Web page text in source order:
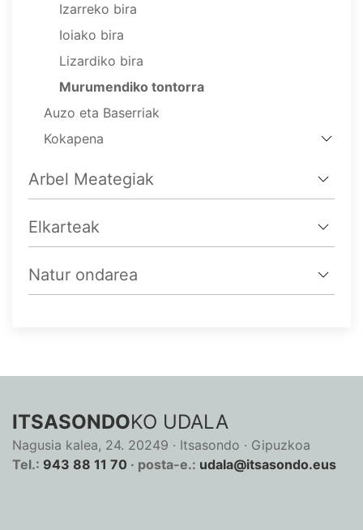
Izarreko bira
Ioiako bira
Lizardiko bira
Murumendiko tontorra
Auzo eta Baserriak
Kokapena
Arbel Meategiak
Elkarteak
Natur ondarea
ITSASONDOKO UDALA
Nagusia kalea, 24. 20249 · Itsasondo · Gipuzkoa
Tel.: 943 88 11 70 · posta-e.: udala@itsasondo.eus